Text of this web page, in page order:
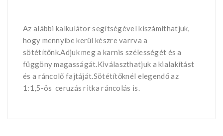
Az alábbi kalkulátor segítségével kiszámíthatjuk,
hogy mennyibe kerűl készre varrva a
sötétítőnk.Adjuk meg a karnis szélességét és a
függöny magasságát.Kiválaszthatjuk a kialakítást
és a ráncolő fajtáját.Sötétítőknél elegendő az
1:1,5-ös ceruzás ritka ráncolás is.